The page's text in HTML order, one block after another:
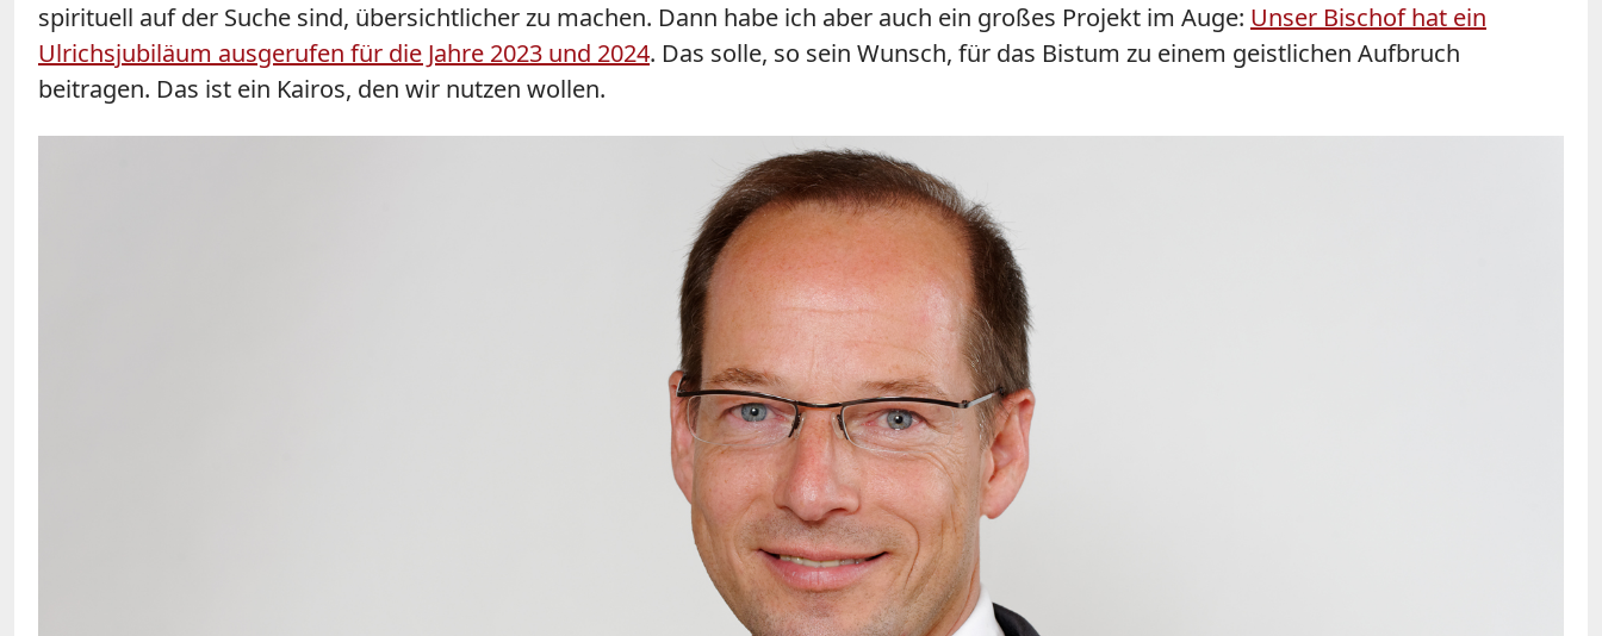
spirituell auf der Suche sind, übersichtlicher zu machen. Dann habe ich aber auch ein großes Projekt im Auge: Unser Bischof hat ein
Ulrichsjubiläum ausgerufen für die Jahre 2023 und 2024. Das solle, so sein Wunsch, für das Bistum zu einem geistlichen Aufbruch
beitragen. Das ist ein Kairos, den wir nutzen wollen.